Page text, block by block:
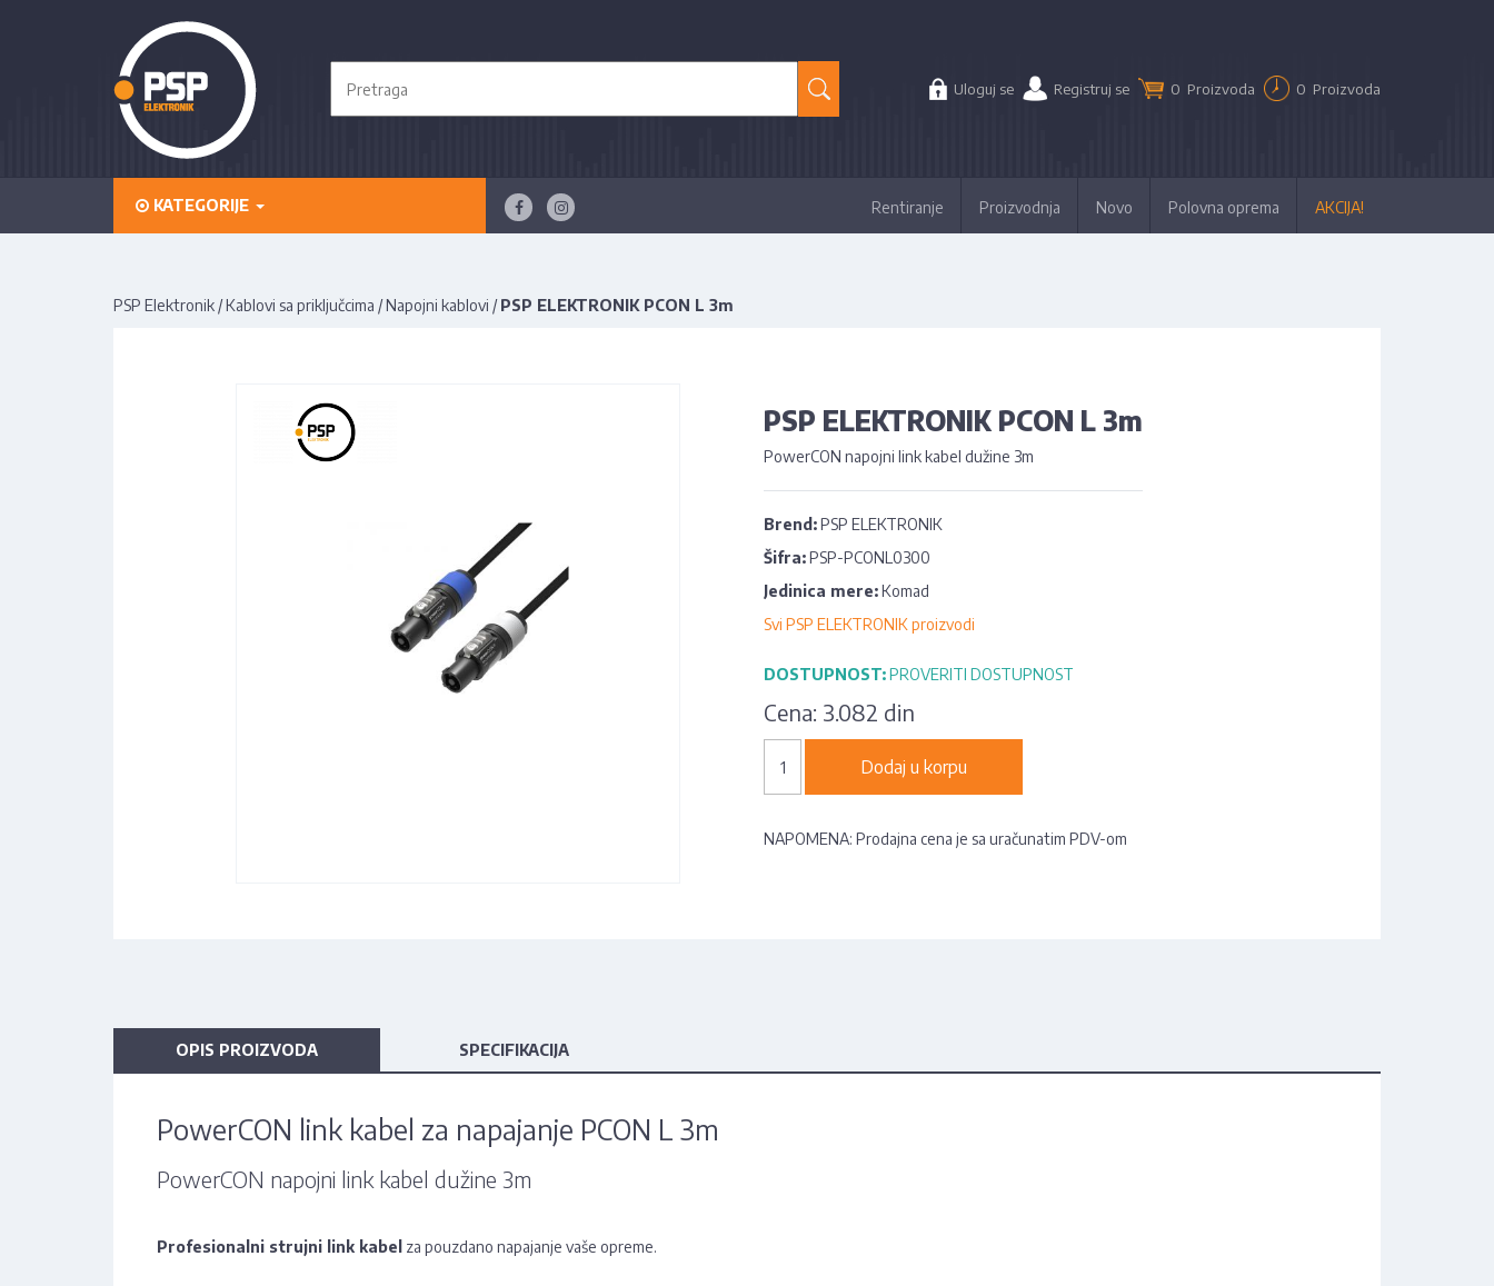
Uloguj se Registruj se 0 Proizvoda 0 Proizvoda
KATEGORIJE Rentiranje Proizvodnja Novo Polovna oprema AKCIJA!
PSP Elektronik /Kablovi sa priključcima /Napojni kablovi / PSP ELEKTRONIK PCON L 3m
PSP ELEKTRONIK PCON L 3m
PowerCON napojni link kabel dužine 3m
Brend:PSP ELEKTRONIK
Šifra:PSP-PCONL0300
Jedinica mere:Komad
Svi PSP ELEKTRONIK proizvodi
DOSTUPNOST:PROVERITI DOSTUPNOST
Cena: 3.082 din
Dodaj u korpu
NAPOMENA: Prodajna cena je sa uračunatim PDV-om
OPIS PROIZVODA SPECIFIKACIJA
PowerCON link kabel za napajanje PCON L 3m
PowerCON napojni link kabel dužine 3m
Profesionalni strujni link kabel za pouzdano napajanje vaše opreme.